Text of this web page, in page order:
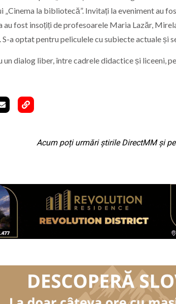
la bibliotecă”. Invitați la eveniment au
fost insoțiți de profesoarele Maria Lazăr,
a optat pentru peliculele cu subiecte actuale și
un dialog liber, între cadrele didactice și liceeni,
Acum poți urmări știrile DirectMM și pe